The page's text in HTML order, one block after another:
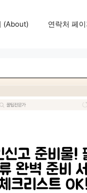
(About) 연락처 페